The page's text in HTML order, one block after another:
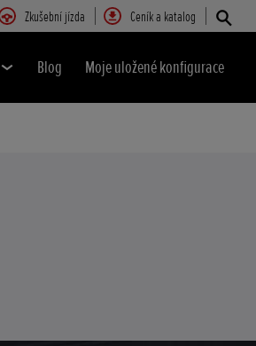
Zkušební jízda Ceník a katalog
Blog Moje uložené konfigurace